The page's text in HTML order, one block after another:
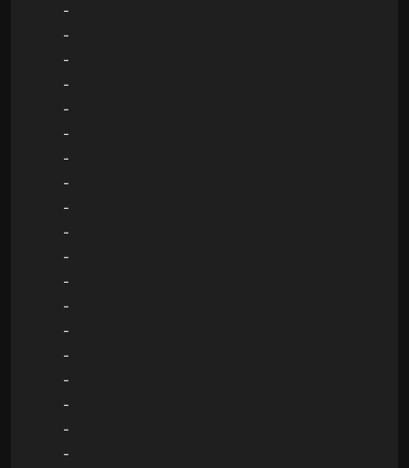
-
-
-
-
-
-
-
-
-
-
-
-
-
-
-
-
-
-
-